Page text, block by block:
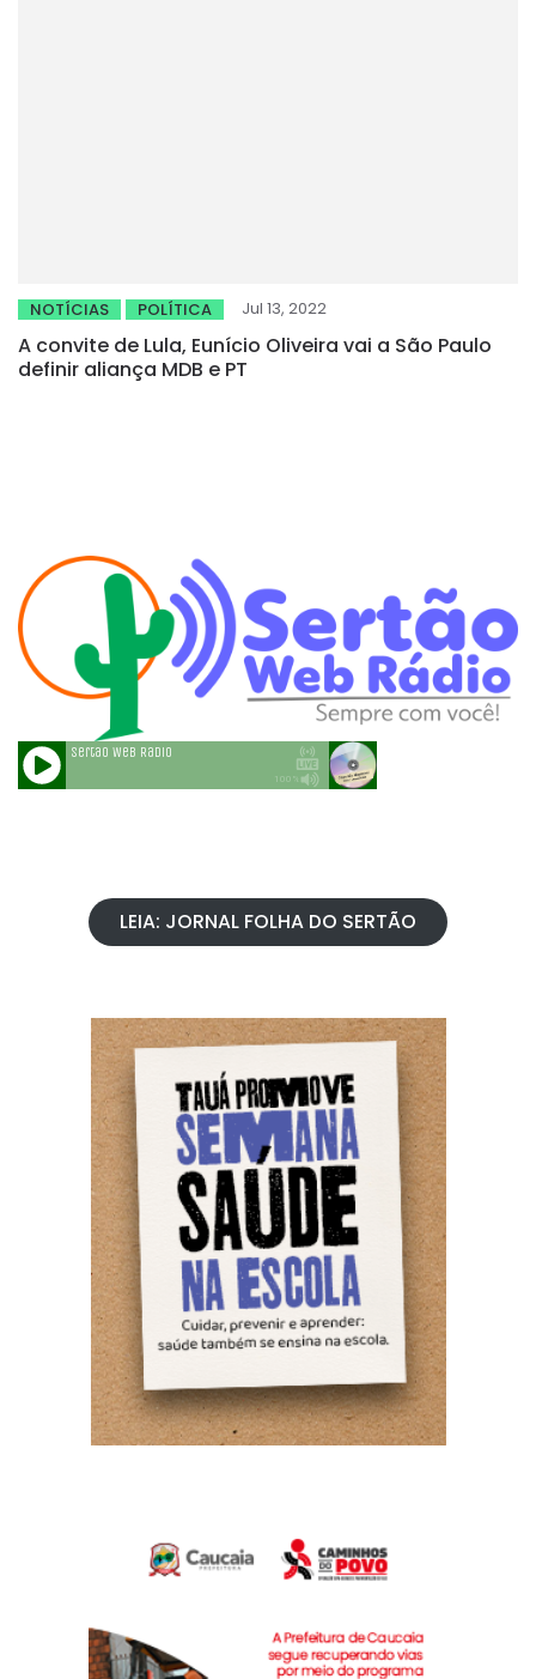
NOTÍCIAS POLÍTICA Jul 13, 2022
A convite de Lula, Eunício Oliveira vai a São Paulo
definir aliança MDB e PT
LEIA: JORNAL FOLHA DO SERTÃO